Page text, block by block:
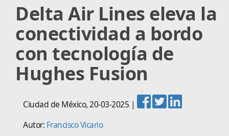
Delta Air Lines eleva la
conectividad a bordo
con tecnología de
Hughes Fusion
Ciudad de México,20-03-2025 |
Autor: Francisco Vicario